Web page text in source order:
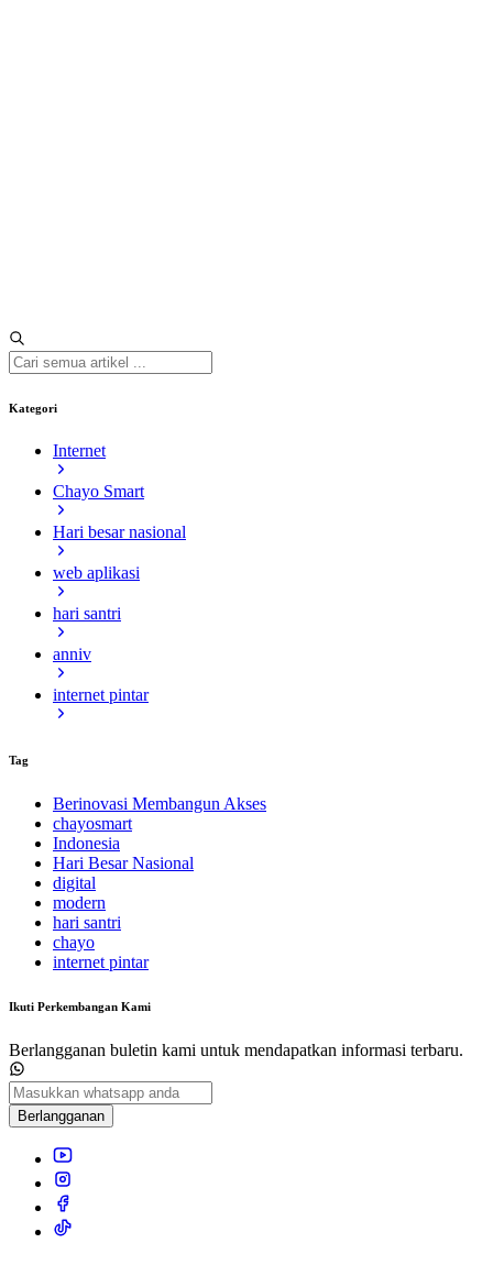
Kategori
Internet
Chayo Smart
Hari besar nasional
web aplikasi
hari santri
anniv
internet pintar
Tag
Berinovasi Membangun Akses
chayosmart
Indonesia
Hari Besar Nasional
digital
modern
hari santri
chayo
internet pintar
Ikuti Perkembangan Kami
Berlangganan buletin kami untuk mendapatkan informasi terbaru.
Berlangganan